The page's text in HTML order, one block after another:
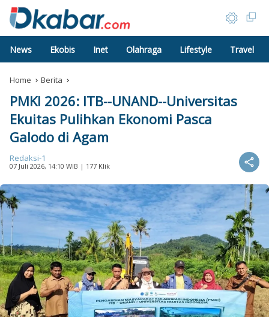
News Ekobis Inet Olahraga Lifestyle Travel
Home Berita
PMKI 2026: ITB--UNAND--Universitas
Ekuitas Pulihkan Ekonomi Pasca
Galodo di Agam
Redaksi-1
07 Juli 2026, 14:10 WIB | 177 Klik